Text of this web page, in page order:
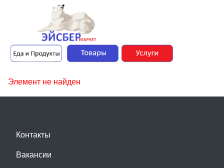
Элемент не найден
Контакты
Вакансии